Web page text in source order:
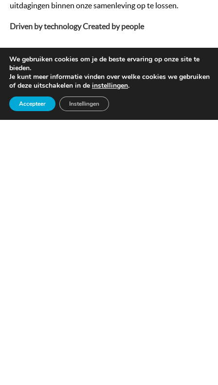
uitdagingen binnen onze samenleving op te lossen.
Driven by technology Created by people
Organisatie
We gebruiken cookies om je de beste ervaring op onze site te
bieden.
Je kunt meer informatie vinden over welke cookies we gebruiken
of deze uitschakelen in de instellingen.
Accepteer Instellingen